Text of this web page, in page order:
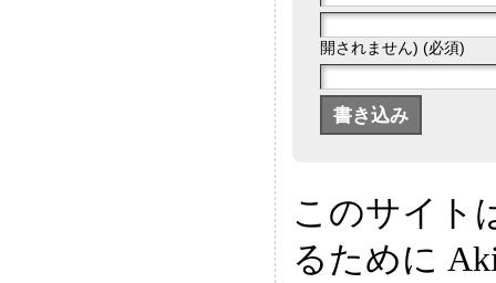
開されません) (必須)
このサイト
るために